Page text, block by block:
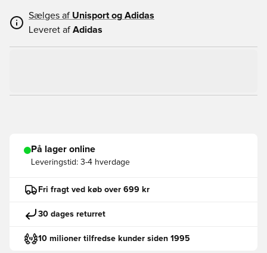
Sælges af Unisport og Adidas
Leveret af Adidas
På lager online
Leveringstid: 3-4 hverdage
Fri fragt ved køb over 699 kr
30 dages returret
10 milioner tilfredse kunder siden 1995